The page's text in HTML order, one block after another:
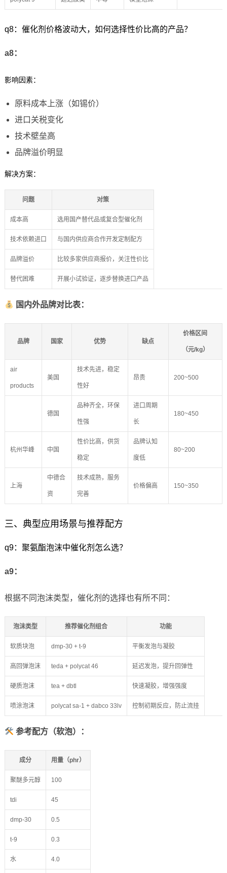
q8：催化剂价格波动大，如何选择性价比高的产品？
a8：
影响因素：
原料成本上涨（如锡价）
进口关税变化
技术壁垒高
品牌溢价明显
解决方案：
问题 对策
成本高 选用国产替代品或复合型催化剂
技术依赖进口 与国内供应商合作开发定制配方
品牌溢价 比较多家供应商报价，关注性价比
替代困难 开展小试验证，逐步替换进口产品
国内外品牌对比表：
品牌 国家 优势 缺点
价格区间
（元/kg）
air
products
美国
技术先进，稳定
性好
昂贵 200~500
德国
品种齐全，环保
性强
进口周期
长
180~450
杭州华峰 中国
性价比高，供货
稳定
品牌认知
度低
80~200
上海
中德合
资
技术成熟，服务
完善
价格偏高 150~350
三、典型应用场景与推荐配方
q9：聚氨酯泡沫中催化剂怎么选？
a9：
根据不同泡沫类型，催化剂的选择也有所不同：
泡沫类型 推荐催化剂组合 功能
软质块泡 dmp-30 + t-9 平衡发泡与凝胶
高回弹泡沫 teda + polycat 46 延迟发泡，提升回弹性
硬质泡沫 tea + dbtl 快速凝胶，增强强度
喷涂泡沫 polycat sa-1 + dabco 33lv 控制初期反应，防止流挂
参考配方（软泡）：
成分 用量（phr）
聚醚多元醇 100
tdi 45
dmp-30 0.5
t-9 0.3
水 4.0